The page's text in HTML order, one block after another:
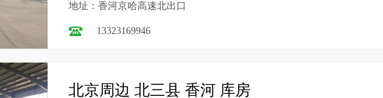
地址：香河京哈高速北出口
13323169946
北京周边 北三县 香河 库房